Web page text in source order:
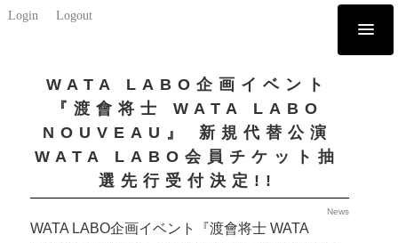
Login Logout
WATA LABO企画イベント
『渡會将士 WATA LABO
NOUVEAU』 新規代替公演
WATA LABO会員チケット抽
選先行受付決定!!
News
WATA LABO企画イベント『渡會将士 WATA